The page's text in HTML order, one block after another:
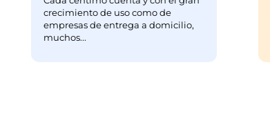
crecimiento de uso como de
empresas de entrega a domicilio,
muchos...